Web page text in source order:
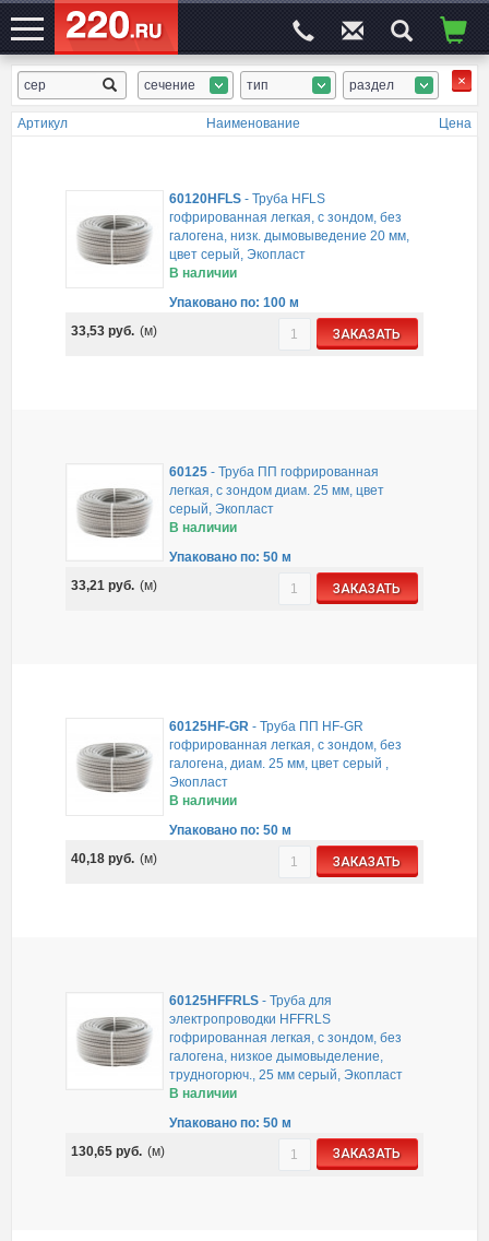
ЭЛЕКТРОСАЙТ№1 сечение тип раздел
Артикул Наименование Цена
60120HFLS -Труба HFLS
гофрированная легкая, с зондом, без
галогена, низк. дымовыведение 20 мм,
цвет серый, Экопласт
В наличии
Упаковано по: 100 м
33,53руб. (м) ЗАКАЗАТЬ
60125 -Труба ПП гофрированная
легкая, с зондом диам. 25 мм, цвет
серый, Экопласт
В наличии
Упаковано по: 50 м
33,21руб. (м) ЗАКАЗАТЬ
60125HF-GR -Труба ПП HF-GR
гофрированная легкая, с зондом, без
галогена, диам. 25 мм, цвет серый ,
Экопласт
В наличии
Упаковано по: 50 м
40,18руб. (м) ЗАКАЗАТЬ
60125HFFRLS -Труба для
электропроводки HFFRLS
гофрированная легкая, с зондом, без
галогена, низкое дымовыделение,
трудногорюч., 25 мм серый, Экопласт
В наличии
Упаковано по: 50 м
130,65руб. (м) ЗАКАЗАТЬ